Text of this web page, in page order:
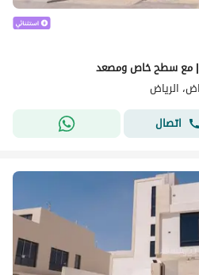
| مع سطح خاص ومصعد
الرياض
اتصال